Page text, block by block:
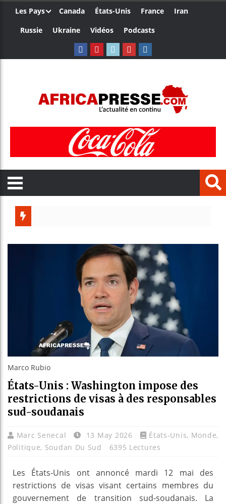
Les Pays Canada États-Unis France
Iran
Russie
Ukraine Vidéos Podcasts
Marco Rubio
États-Unis : Washington impose des
restrictions de visas à des responsables
sud-soudanais
Marc Senecal 13 May 2026 États-Unis, Monde,
Politique, Soudan Du Sud 6395 Lectures
Les États-Unis ont annoncé mardi 12 mai des
restrictions de visas visant certains membres du
gouvernement de transition sud-soudanais. La